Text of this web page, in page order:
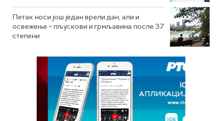
Петак носи још један врели дан, али и
освежење – пљускови и грмљавина после 37
степени